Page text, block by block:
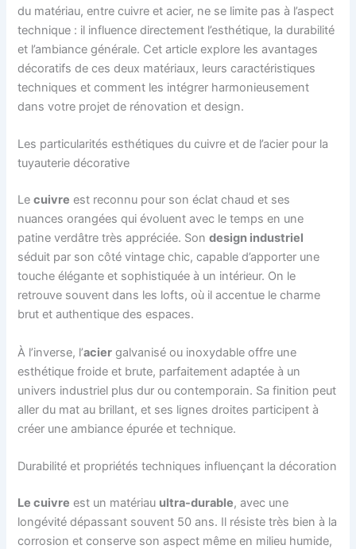
du matériau, entre cuivre et acier, ne se limite pas à l’aspect
technique : il influence directement l’esthétique, la durabilité
et l’ambiance générale. Cet article explore les avantages
décoratifs de ces deux matériaux, leurs caractéristiques
techniques et comment les intégrer harmonieusement
dans votre projet de rénovation et design.
Les particularités esthétiques du cuivre et de l’acier pour la
tuyauterie décorative
Lecuivre est reconnu pour son éclat chaud et ses
nuances orangées qui évoluent avec le temps en une
patine verdâtre très appréciée. Sondesign industriel
séduit par son côté vintage chic, capable d’apporter une
touche élégante et sophistiquée à un intérieur. On le
retrouve souvent dans les lofts, où il accentue le charme
brut et authentique des espaces.
À l’inverse, l’acier galvanisé ou inoxydable offre une
esthétique froide et brute, parfaitement adaptée à un
univers industriel plus dur ou contemporain. Sa finition peut
aller du mat au brillant, et ses lignes droites participent à
créer une ambiance épurée et technique.
Durabilité et propriétés techniques influençant la décoration
Le cuivre est un matériau ultra-durable, avec une
longévité dépassant souvent 50 ans. Il résiste très bien à la
corrosion et conserve son aspect même en milieu humide,